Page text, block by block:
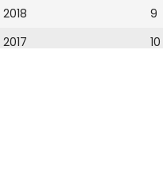
2018
2017
9
10